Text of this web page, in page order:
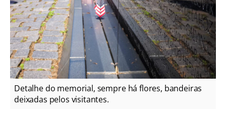
Detalhe do memorial, sempre há flores, bandeiras
deixadas pelos visitantes.